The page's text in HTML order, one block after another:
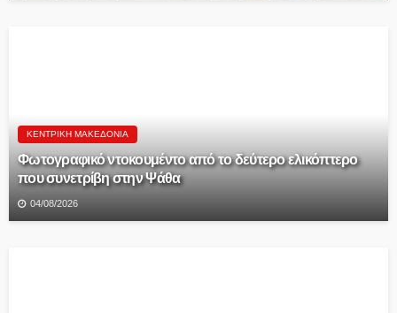
ΚΕΝΤΡΙΚΉ ΜΑΚΕΔΟΝΊΑ
Φωτογραφικό ντοκουμέντο από το δεύτερο ελικόπτερο
που συνετρίβη στην Ψάθα
04/08/2026